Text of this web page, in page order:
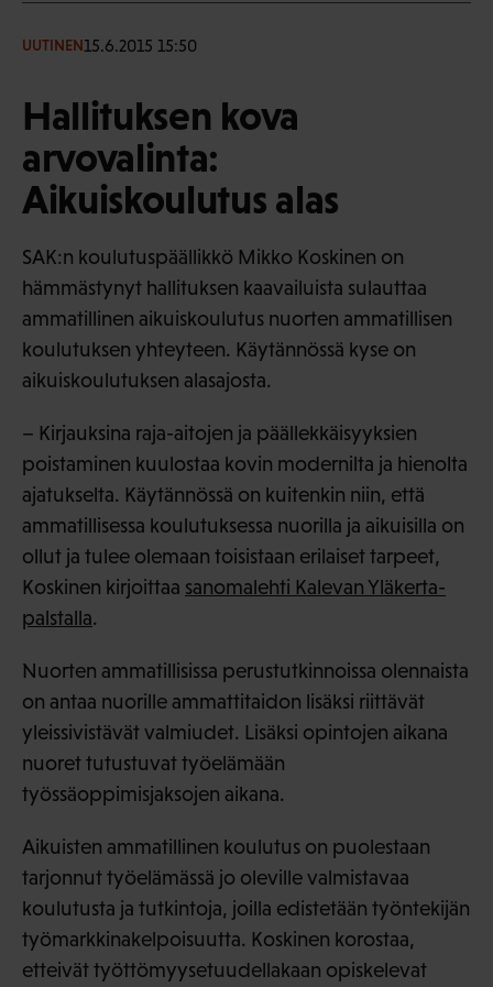
UUTINEN15.6.2015 15:50
Hallituksen kova
arvovalinta:
Aikuiskoulutus alas
SAK:n koulutuspäällikkö Mikko Koskinen on
hämmästynyt hallituksen kaavailuista sulauttaa
ammatillinen aikuiskoulutus nuorten ammatillisen
koulutuksen yhteyteen. Käytännössä kyse on
aikuiskoulutuksen alasajosta.
– Kirjauksina raja-aitojen ja päällekkäisyyksien
poistaminen kuulostaa kovin modernilta ja hienolta
ajatukselta. Käytännössä on kuitenkin niin, että
ammatillisessa koulutuksessa nuorilla ja aikuisilla on
ollut ja tulee olemaan toisistaan erilaiset tarpeet,
Koskinen kirjoittaa sanomalehti Kalevan Yläkerta-
palstalla.
Nuorten ammatillisissa perustutkinnoissa olennaista
on antaa nuorille ammattitaidon lisäksi riittävät
yleissivistävät valmiudet. Lisäksi opintojen aikana
nuoret tutustuvat työelämään
työssäoppimisjaksojen aikana.
Aikuisten ammatillinen koulutus on puolestaan
tarjonnut työelämässä jo oleville valmistavaa
koulutusta ja tutkintoja, joilla edistetään työntekijän
työmarkkinakelpoisuutta. Koskinen korostaa,
etteivät työttömyysetuudellakaan opiskelevat